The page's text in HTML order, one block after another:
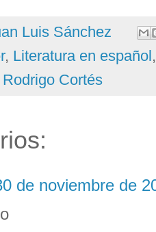
Luis Sánchez
, Literatura en español
Rodrigo Cortés
de noviembre de